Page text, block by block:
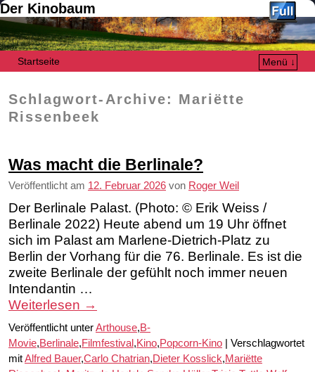
Der Kinobaum
Startseite
Menü ↓
Schlagwort-Archive: Mariëtte
Rissenbeek
Was macht die Berlinale?
Veröffentlicht am 12. Februar 2026 von Roger Weil
Der Berlinale Palast. (Photo: © Erik Weiss /
Berlinale 2022) Heute abend um 19 Uhr öffnet
sich im Palast am Marlene-Dietrich-Platz zu
Berlin der Vorhang für die 76. Berlinale. Es ist die
zweite Berlinale der gefühlt noch immer neuen
Intendantin …
Weiterlesen →
Veröffentlicht unterArthouse,B-
Movie,Berlinale,Filmfestival ,Kino,Popcorn-Kino
Verschlagwortet
mitAlfred Bauer,Carlo Chatrian,Dieter Kosslick,Mariëtte